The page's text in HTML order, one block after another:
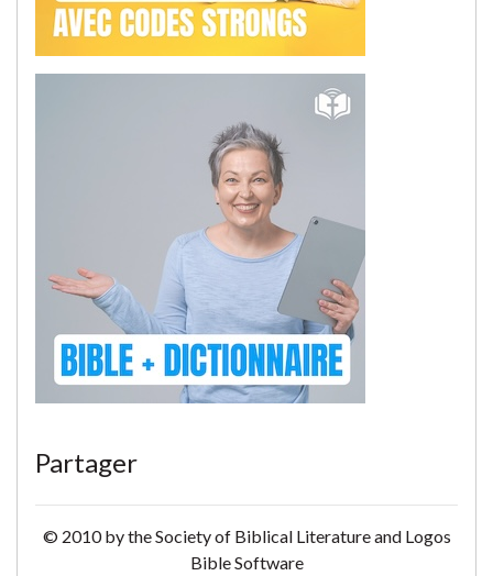
Partager
© 2010 by the Society of Biblical Literature and Logos
Bible Software